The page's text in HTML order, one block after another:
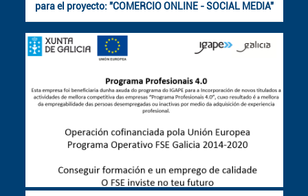
para el proyecto: "COMERCIO ONLINE - SOCIAL MEDIA"